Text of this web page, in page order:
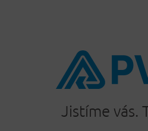
Jistíme vás.